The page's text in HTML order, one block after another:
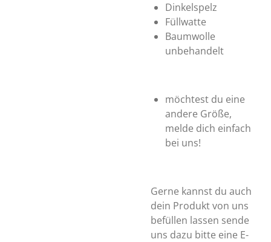
Dinkelspelz
Füllwatte
Baumwolle
unbehandelt
möchtest du eine
andere Größe,
melde dich einfach
bei uns!
Gerne kannst du auch
dein Produkt von uns
befüllen lassen sende
uns dazu bitte eine E-